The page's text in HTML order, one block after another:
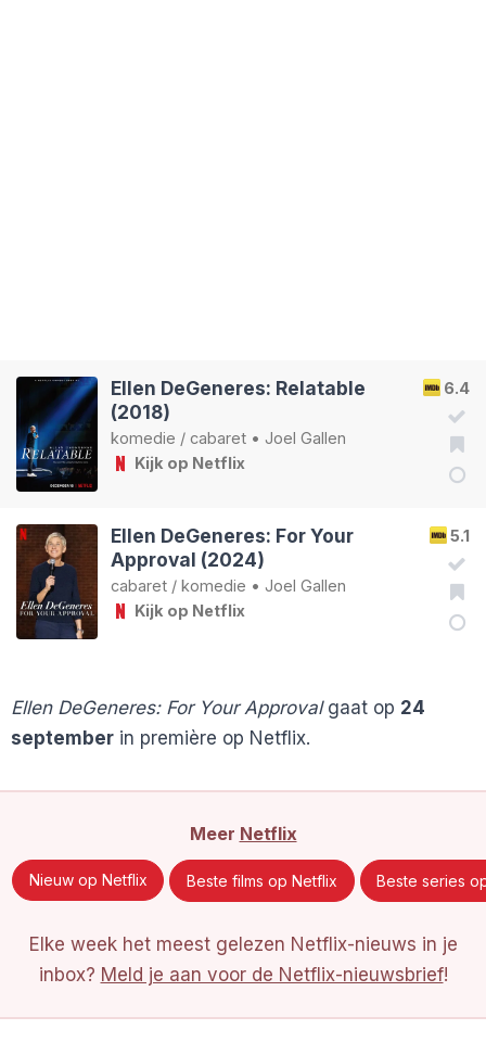
6.4
Ellen DeGeneres: Relatable
(2018)
komedie / cabaret • Joel Gallen
Kijk op Netflix
5.1
Ellen DeGeneres: For Your
Approval (2024)
cabaret / komedie • Joel Gallen
Kijk op Netflix
Ellen DeGeneres: For Your Approvalgaat op 24
september in première op Netflix.
Meer Netflix
Nieuw op Netflix Beste films op Netflix Beste series
Elke week het meest gelezen Netflix-nieuws in je
inbox? Meld je aan voor de Netflix-nieuwsbrief!